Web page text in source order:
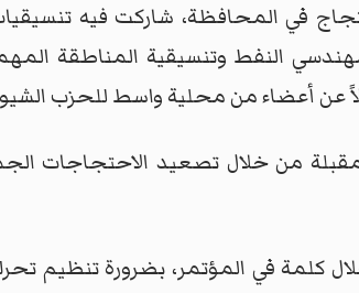
في المحافظة، شاركت فيه
النفط وتنسيقية المناطقة
أعضاء من محلية واسط للحزب
من خلال تصعيد الاحتجاجات
كلمة في المؤتمر، بضرورة تنظيم